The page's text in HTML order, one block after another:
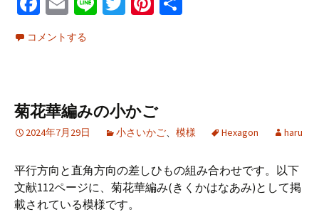
ce
b
k
m
ai
コメントする
菊花華編みの小かご
2024年7月29日 小さいかご、 模様 Hexagon haru
平行方向と直角方向の差しひもの組み合わせです。以下
文献112ページに、菊花華編み(きくかはなあみ)として掲
載されている模様です。